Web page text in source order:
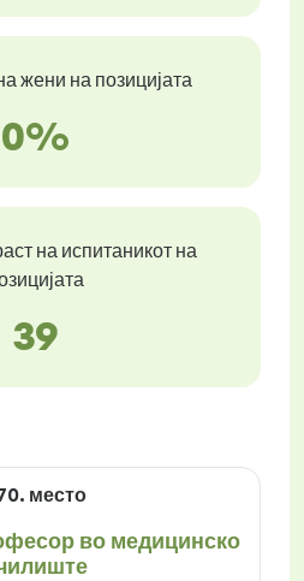
жени на позицијата
0%
на испитаникот на
39
место
во медицинско